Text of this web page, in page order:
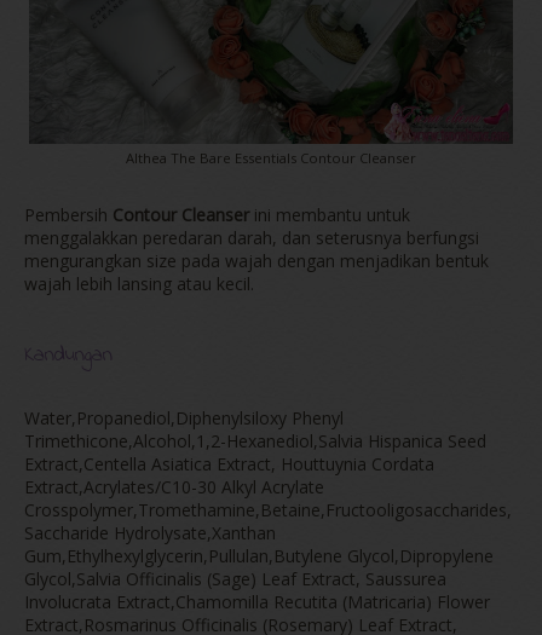
Althea The Bare Essentials Contour Cleanser
Pembersih Contour Cleanserini membantu untuk
menggalakkan peredaran darah, dan seterusnya berfungsi
mengurangkan size pada wajah dengan menjadikan bentuk
wajah lebih lansing atau kecil.
Kandungan
Water,Propanediol,Diphenylsiloxy Phenyl
Trimethicone,Alcohol,1,2-Hexanediol,Salvia Hispanica Seed
Extract,Centella Asiatica Extract, Houttuynia Cordata
Extract,Acrylates/C10-30 Alkyl Acrylate
Crosspolymer,Tromethamine,Betaine,Fructooligosaccharides,
Saccharide Hydrolysate,Xanthan
Gum,Ethylhexylglycerin,Pullulan,Butylene Glycol,Dipropylene
Glycol,Salvia Officinalis (Sage) Leaf Extract, Saussurea
Involucrata Extract,Chamomilla Recutita (Matricaria) Flower
Extract,Rosmarinus Officinalis (Rosemary) Leaf Extract,